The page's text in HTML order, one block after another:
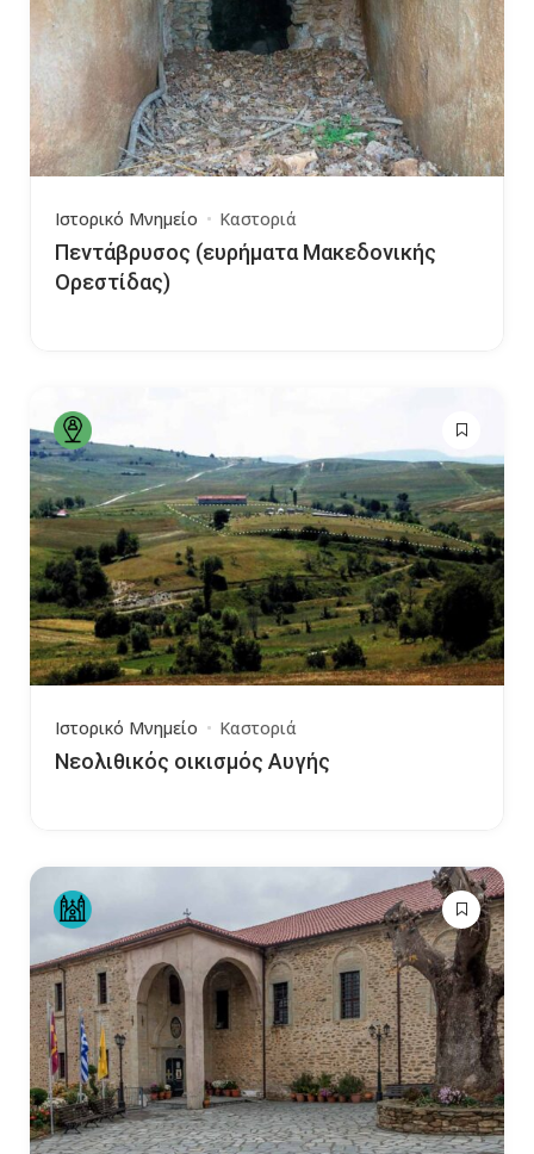
Ιστορικό Μνημείο Καστοριά
Πεντάβρυσος (ευρήματα Μακεδονικής
Ορεστίδας)
Ιστορικό Μνημείο Καστοριά
Νεολιθικός οικισμός Αυγής